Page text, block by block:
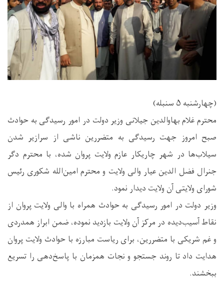
(چهارشنبه ۵ سنبله)
محترم غلام بهاوالدین جیلانی وزیر دولت در امور رسیدگی به حوادث
صبح امروز جهت رسیدگی به متضررین ناشی از سرازیر شدن
سیلاب‌ها در شهر چاریکار عازم ولایت پروان شده، با محترم دگر
جنرال فضل الدین عیار والی ولایت و محترم امین‌الله شکوری رئیس
شورای ولایتی آن ولایت دیدار نمود‌.
وزیر دولت در امور رسیدگی به حوادث همراه با والی ولایت پروان از
نقاط آسیب‌دیده در مرکز آن ولایت بازدید نموده، ضمن ابراز همدردی
و غم شریکی با متضررین، برای ریاست مبارزه با حوادث ولایت پروان
هدایت داد تا روند جستجو و نجات همزمان با پاسخ‌دهی را تسریع
ببخشند.